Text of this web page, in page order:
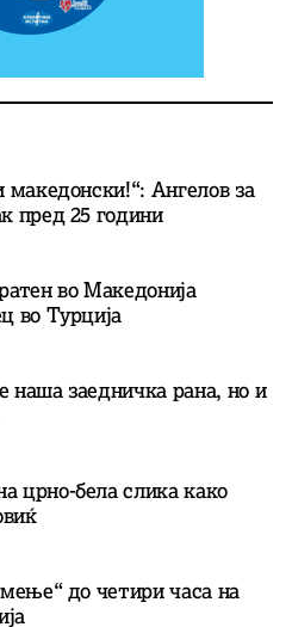
македонски!“: Ангелов за
пред 25 години
во Македонија
во Турција
заедничка рана, но и
црно-бела слика како
до четири часа на